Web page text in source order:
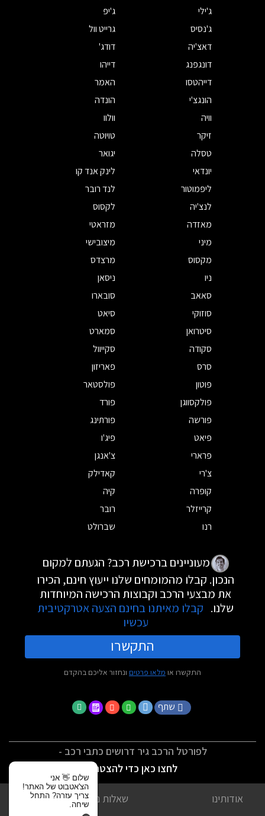
ג'ילי
ג'יפ
ג'נסיס
גרייט וול
דאצ'יה
דודג'
דונגפנג
דייהו
דייהטסו
האמר
הונגצ'י
הונדה
וויה
וולוו
זיקר
טויוטה
טסלה
יגואר
יונדאי
לינק אנד קו
ליפמוטור
לנד רובר
לנצ'יה
לקסוס
מאזדה
מזראטי
מיני
מיצובישי
מקסוס
מרצדס
ניו
ניסאן
סאאב
סובארו
סוזוקי
סיאט
סיטרואן
סמארט
סקודה
סקייוול
סרס
פאריזון
פוטון
פולסטאר
פולקסווגן
פורד
פורשה
פורתינג
פיאט
פיג'ו
פרארי
צ'אנגן
צ'רי
קאדילק
קופרה
קיה
קרייזלר
רובר
רנו
שברולט
מעוניינים ברכישת רכב? הגעתם למקום
הנכון. קבלו מהמומחים שלנו ייעוץ חינם, הכירו
את מבצעי הרכב וקבוצות הרכישה המיוחדות
שלנו. קבלו מאיתנו בחינם הצעה אטרקטיבית
עכשיו
התקשרו
התקשרו או מלאו פרטים ונחזור אליכם בהקדם
שתף
לפורטל הרכב גיר דרושים כתבי רכב -
לחצו כאן כדי להצטרף
אודותינו
שאלות נפוצות
שלום 👋 אני
הצ'אטבוט של האתר!
צריך עזרה? התחל
שיחה.